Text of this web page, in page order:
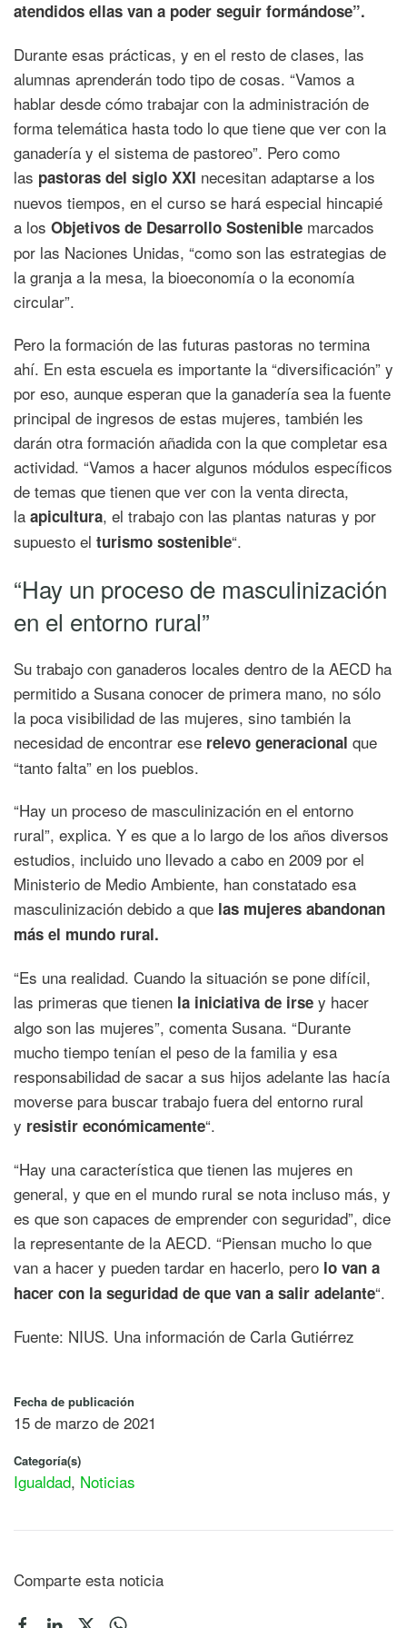
atendidos ellas van a poder seguir formándose”.
Durante esas prácticas, y en el resto de clases, las
alumnas aprenderán todo tipo de cosas. “Vamos a
hablar desde cómo trabajar con la administración de
forma telemática hasta todo lo que tiene que ver con la
ganadería y el sistema de pastoreo”. Pero como
las pastoras del siglo XXI necesitan adaptarse a los
nuevos tiempos, en el curso se hará especial hincapié
a los Objetivos de Desarrollo Sostenible marcados
por las Naciones Unidas, “como son las estrategias de
la granja a la mesa, la bioeconomía o la economía
circular”.
Pero la formación de las futuras pastoras no termina
ahí. En esta escuela es importante la “diversificación” y
por eso, aunque esperan que la ganadería sea la fuente
principal de ingresos de estas mujeres, también les
darán otra formación añadida con la que completar esa
actividad. “Vamos a hacer algunos módulos específicos
de temas que tienen que ver con la venta directa,
la apicultura, el trabajo con las plantas naturas y por
supuesto el turismo sostenible“.
“Hay un proceso de masculinización
en el entorno rural”
Su trabajo con ganaderos locales dentro de la AECD ha
permitido a Susana conocer de primera mano, no sólo
la poca visibilidad de las mujeres, sino también la
necesidad de encontrar ese relevo generacional que
“tanto falta” en los pueblos.
“Hay un proceso de masculinización en el entorno
rural”, explica. Y es que a lo largo de los años diversos
estudios, incluido uno llevado a cabo en 2009 por el
Ministerio de Medio Ambiente, han constatado esa
masculinización debido a que las mujeres abandonan
más el mundo rural.
“Es una realidad. Cuando la situación se pone difícil,
las primeras que tienen la iniciativa de irse y hacer
algo son las mujeres”, comenta Susana. “Durante
mucho tiempo tenían el peso de la familia y esa
responsabilidad de sacar a sus hijos adelante las hacía
moverse para buscar trabajo fuera del entorno rural
y resistir económicamente“.
“Hay una característica que tienen las mujeres en
general, y que en el mundo rural se nota incluso más, y
es que son capaces de emprender con seguridad”, dice
la representante de la AECD. “Piensan mucho lo que
van a hacer y pueden tardar en hacerlo, pero lo van a
hacer con la seguridad de que van a salir adelante“.
Fuente: NIUS. Una información de Carla Gutiérrez
Fecha de publicación
15 de marzo de 2021
Categoría(s)
Igualdad, Noticias
Comparte esta noticia